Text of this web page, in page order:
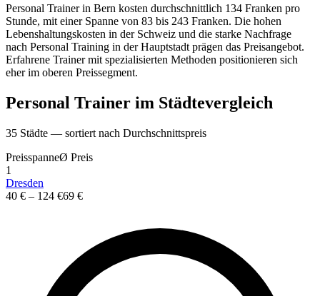
Personal Trainer in Bern kosten durchschnittlich 134 Franken pro
Stunde, mit einer Spanne von 83 bis 243 Franken. Die hohen
Lebenshaltungskosten in der Schweiz und die starke Nachfrage
nach Personal Training in der Hauptstadt prägen das Preisangebot.
Erfahrene Trainer mit spezialisierten Methoden positionieren sich
eher im oberen Preissegment.
Personal Trainer im Städtevergleich
35 Städte — sortiert nach Durchschnittspreis
PreisspanneØ Preis
1
Dresden
40 € – 124 €69 €